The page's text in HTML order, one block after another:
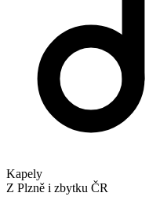
Kapely
Z Plzně i zbytku ČR